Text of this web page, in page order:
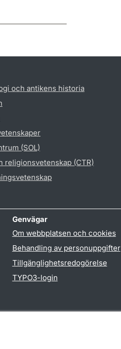
och antikens historia
(SOL)
religionsvetenskap (CTR)
Genvägar
Om webbplatsen och cookies
Behandling av personuppgifter
Tillgänglighetsredogörelse
TYPO3-login